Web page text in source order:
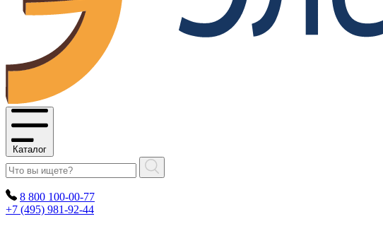
Каталог
8 800 100-00-77
+7 (495) 981-92-44